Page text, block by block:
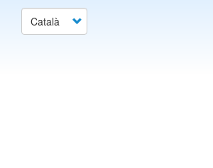
Select
your